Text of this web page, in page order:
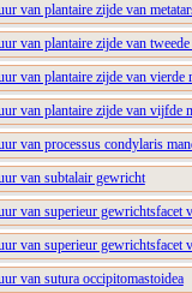
van plantaire zijde van
van plantaire zijde van
van plantaire zijde van vierde
van plantaire zijde van vijfde
van processus condylaris
van subtalair gewricht
van superieur gewrichtsfacet
van superieur gewrichtsfacet
van sutura occipitomastoidea